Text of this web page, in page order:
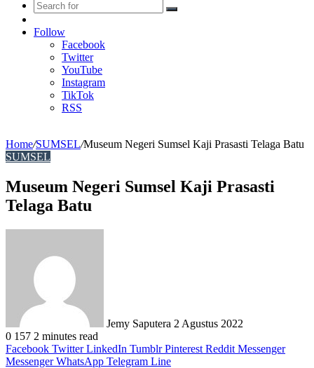
Search
Article
Follow
Facebook
Twitter
YouTube
Instagram
TikTok
RSS
Home/SUMSEL/Museum Negeri Sumsel Kaji Prasasti Telaga Batu
SUMSEL
Museum Negeri Sumsel Kaji Prasasti
Telaga Batu
Jemy Saputera 2 Agustus 2022
0 157 2 minutes read
Facebook Twitter LinkedIn Tumblr Pinterest Reddit Messenger
Messenger WhatsApp Telegram Line